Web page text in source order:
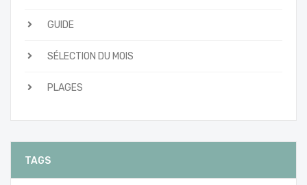
GUIDE
SÉLECTION DU MOIS
PLAGES
TAGS